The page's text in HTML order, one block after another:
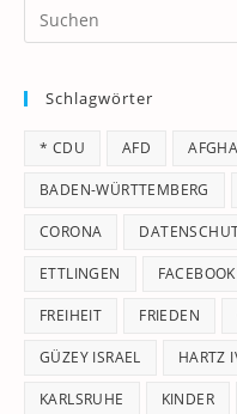
Schlagwörter
* CDU AFD
BADEN-WÜRTTEMBERG
CORONA
ETTLINGEN FACEBOOK
FREIHEIT FRIEDEN
GÜZEY ISRAEL HARTZ
KARLSRUHE KINDER